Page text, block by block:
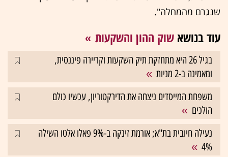
שנגרם מהמחלה".
עוד בנושא שוק ההון והשקעות
בגיל 26 היא מתחזקת תיק השקעות וקריירה פיננסית,
ומאמינה ב-2 מניות
משפחת המייסדים ניצחה את הדירקטוריון, עכשיו כולם
הולכים
נעילה חיובית בת"א; אורמת זינקה ב-9% פאלו אלטו השילה
4%